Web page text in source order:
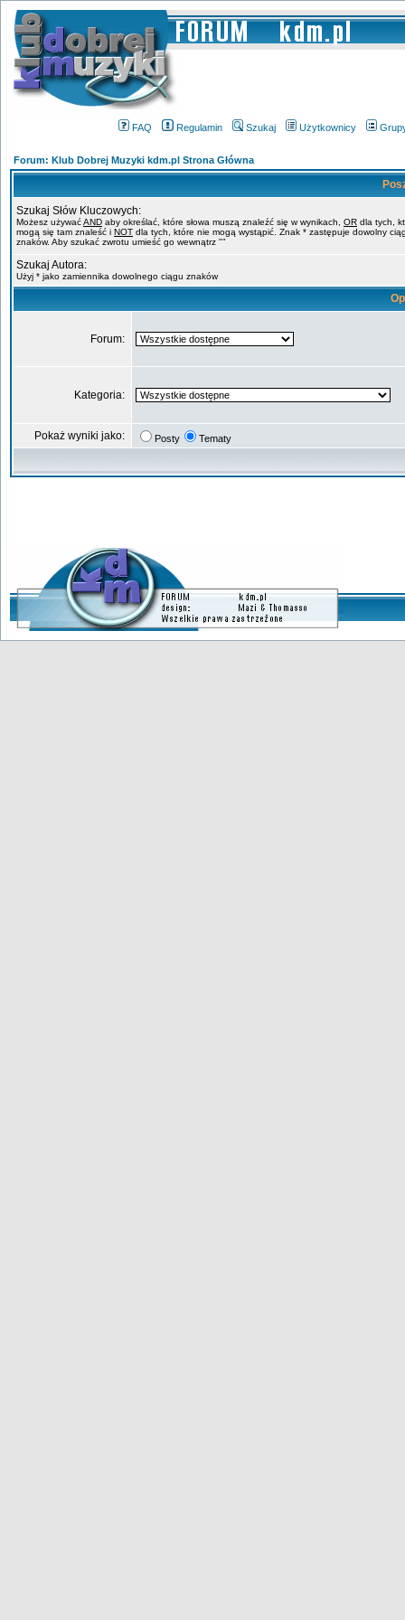
FAQ Regulamin Szukaj Użytkownicy
Forum: Klub Dobrej Muzyki kdm.pl Strona Główna
Szukaj Słów Kluczowych:
Możesz używaćAND aby określać, które słowa muszą znaleźć się w wynikach, OR dla tych,
mogą się tam znaleść i NOT dla tych, które nie mogą wystąpić. Znak * zastępuje dowolny
znaków. Aby szukać zwrotu umieść go wewnątrz ""
Szukaj Autora:
Użyj * jako zamiennika dowolnego ciągu znaków
Forum:
Kategoria:
Pokaż wyniki jako: Posty Tematy